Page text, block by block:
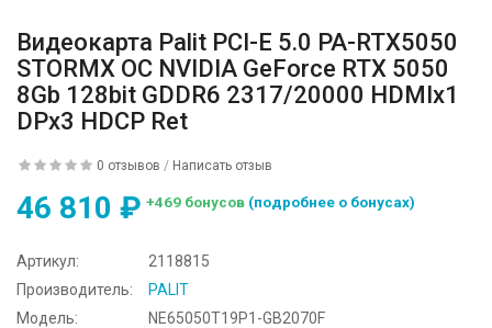
Видеокарта Palit PCI-E 5.0 PA-RTX5050
STORMX OC NVIDIA GeForce RTX 5050
8Gb 128bit GDDR6 2317/20000 HDMIx1
DPx3 HDCP Ret
0 отзывов / Написать отзыв
46 810 ₽ +469 бонусов (подробнее о бонусах)
Артикул:
2118815
Производитель:
PALIT
Модель:
NE65050T19P1-GB2070F